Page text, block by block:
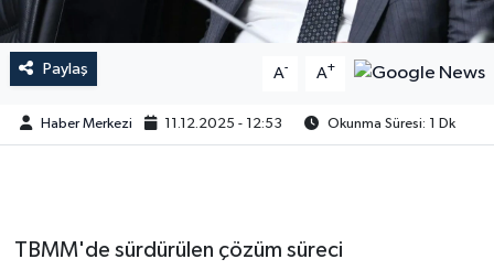
Paylaş A- A+
Haber Merkezi 11.12.2025 - 12:53 Okunma Süresi: 1 Dk
TBMM'de sürdürülen çözüm süreci